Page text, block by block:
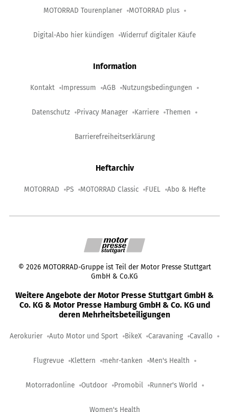
MOTORRAD Tourenplaner MOTORRAD plus
Digital-Abo hier kündigen Widerruf digitaler Käufe
Information
Kontakt Impressum AGB Nutzungsbedingungen
Datenschutz Privacy Manager Karriere Themen
Barrierefreiheitserklärung
Heftarchiv
MOTORRAD PS MOTORRAD Classic FUEL Abo & Hefte
© 2026 MOTORRAD-Gruppe ist Teil der Motor Presse Stuttgart
GmbH & Co.KG
Weitere Angebote der Motor Presse Stuttgart GmbH &
Co. KG & Motor Presse Hamburg GmbH & Co. KG und
deren Mehrheitsbeteiligungen
Aerokurier Auto Motor und Sport BikeX Caravaning Cavallo
Flugrevue Klettern mehr-tanken Men's Health
Motorradonline Outdoor Promobil Runner's World
Women's Health